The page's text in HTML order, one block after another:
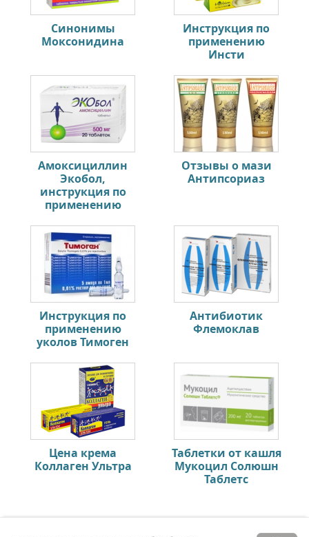
Синонимы
Моксонидина
Инструкция по
применению
Инсти
Амоксициллин
Экобол,
инструкция по
применению
Отзывы о мази
Антипсориаз
Инструкция по
применению
уколов Тимоген
Антибиотик
Флемоклав
Цена крема
Коллаген Ультра
Таблетки от кашля
Мукоцил Солюшн
Таблетс